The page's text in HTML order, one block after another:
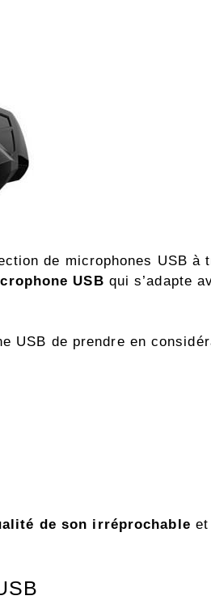
de microphones USB
USB qui s’adapte
USB de prendre en
de son irréprochable